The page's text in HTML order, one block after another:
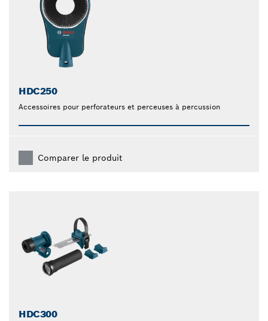
HDC250
Accessoires pour perforateurs et perceuses à percussion
Comparer le produit
HDC300